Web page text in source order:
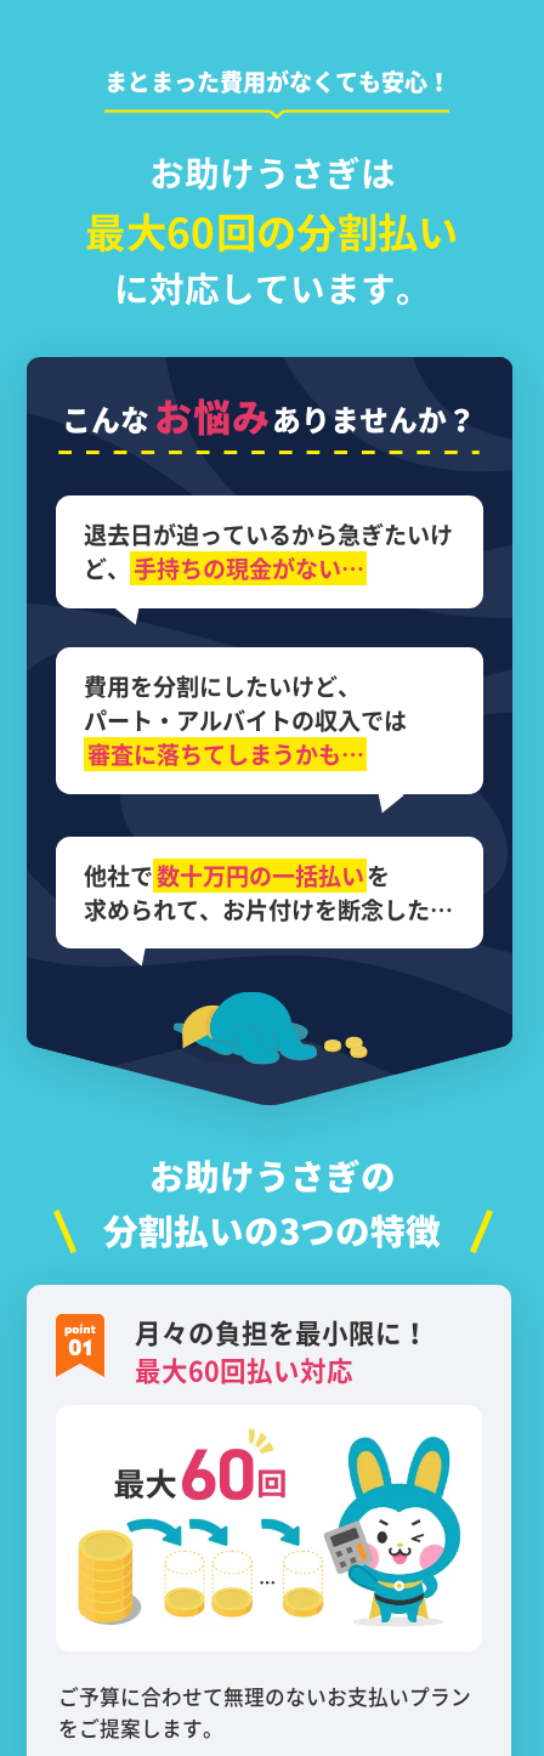
まとまった費用がなくても安心！
お助けうさぎは
最大60回の分割払い
に対応しています。
こんなお悩みありませんか？
退去日が迫っているから急ぎたいけ
ど、 手持ちの現金がない…
費用を分割にしたいけど、
パート・アルバイトの収入では
審査に落ちてしまうかも…
他社で数十万円の一括払いを
求められて、 お片付けを断念した…
お助けうさぎの
分割払いの3つの特徴
月々の負担を最小限に！
最大60回払い対応
ご予算に合わせて無理のないお支払いプラン
をご提案します。